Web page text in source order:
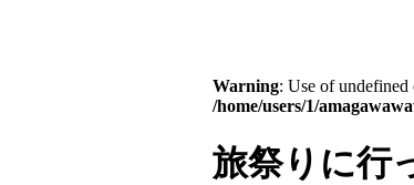
Warning: Use of
/home/users/1/
旅祭りに行